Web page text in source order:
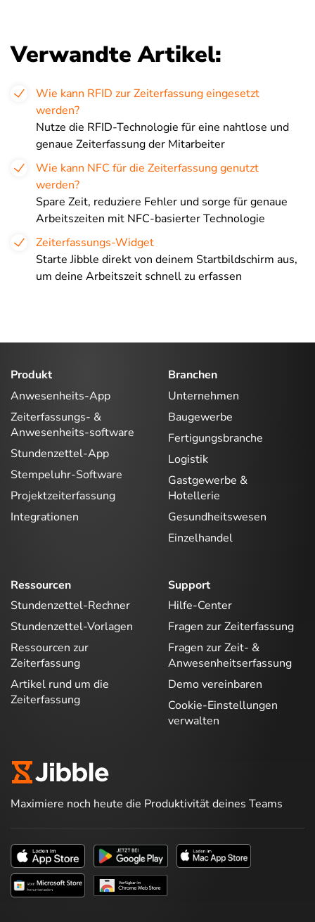
Verwandte Artikel:
Wie kann RFID zur Zeiterfassung eingesetzt
werden?
Nutze die RFID-Technologie für eine nahtlose und
genaue Zeiterfassung der Mitarbeiter
Wie kann NFC für die Zeiterfassung genutzt
werden?
Spare Zeit, reduziere Fehler und sorge für genaue
Arbeitszeiten mit NFC-basierter Technologie
Zeiterfassungs-Widget
Starte Jibble direkt von deinem Startbildschirm aus,
um deine Arbeitszeit schnell zu erfassen
Produkt
Anwesenheits-App
Zeiterfassungs- &
Anwesenheits-software
Stundenzettel-App
Stempeluhr-Software
Projektzeiterfassung
Integrationen
Branchen
Unternehmen
Baugewerbe
Fertigungsbranche
Logistik
Gastgewerbe &
Hotellerie
Gesundheitswesen
Einzelhandel
Ressourcen
Stundenzettel-Rechner
Stundenzettel-Vorlagen
Ressourcen zur
Zeiterfassung
Artikel rund um die
Zeiterfassung
Support
Hilfe-Center
Fragen zur Zeiterfassung
Fragen zur Zeit- &
Anwesenheitserfassung
Demo vereinbaren
Cookie-Einstellungen
verwalten
Maximiere noch heute die Produktivität deines Teams